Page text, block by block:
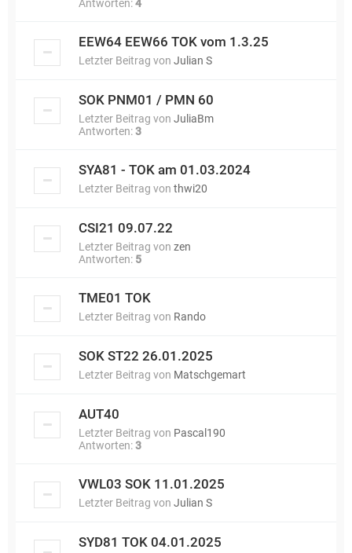
Antworten:4
EEW64 EEW66 TOK vom 1.3.25
Letzter Beitrag von Julian S
SOK PNM01 / PMN 60
Letzter Beitrag von JuliaBm
Antworten:3
SYA81 - TOK am 01.03.2024
Letzter Beitrag von thwi20
CSI21 09.07.22
Letzter Beitrag von zen
Antworten: 5
TME01 TOK
Letzter Beitrag von Rando
SOK ST22 26.01.2025
Letzter Beitrag von Matschgemart
AUT40
Letzter Beitrag von Pascal190
Antworten:3
VWL03 SOK 11.01.2025
Letzter Beitrag von Julian S
SYD81 TOK 04.01.2025